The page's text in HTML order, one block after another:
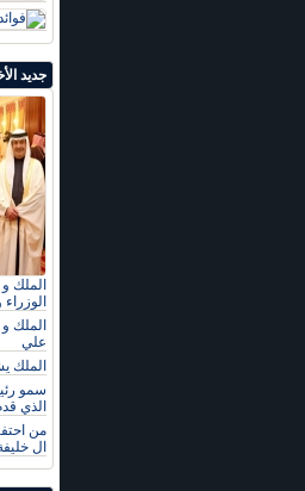
جديد
الملك
الملك
علي
الملك
سمو
الذي
من
ال